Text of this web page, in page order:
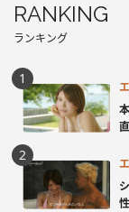
RANKING
ランキング